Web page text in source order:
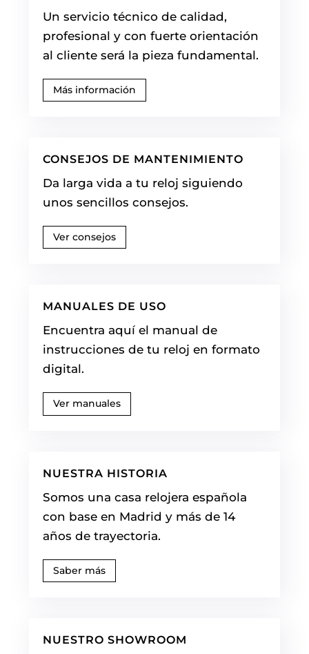
Un servicio técnico de calidad,
profesional y con fuerte orientación
al cliente será la pieza fundamental.
Más información
CONSEJOS DE MANTENIMIENTO
Da larga vida a tu reloj siguiendo
unos sencillos consejos.
Ver consejos
MANUALES DE USO
Encuentra aquí el manual de
instrucciones de tu reloj en formato
digital.
Ver manuales
NUESTRA HISTORIA
Somos una casa relojera española
con base en Madrid y más de 14
años de trayectoria.
Saber más
NUESTRO SHOWROOM